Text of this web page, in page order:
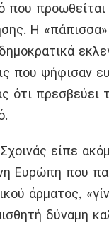
που
Η
που ψήφισαν
ότι πρεσβεύει
είπε
Ευρώπη που
άρματος,
δύναμη